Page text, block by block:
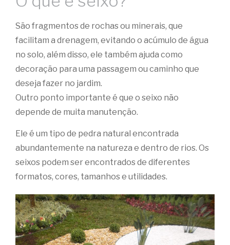
São fragmentos de rochas ou minerais, que
facilitam a drenagem, evitando o acúmulo de água
no solo, além disso, ele também ajuda como
decoração para uma passagem ou caminho que
deseja fazer no jardim.
Outro ponto importante é que o seixo não
depende de muita manutenção.
Ele é um tipo de pedra natural encontrada
abundantemente na natureza e dentro de rios. Os
seixos podem ser encontrados de diferentes
formatos, cores, tamanhos e utilidades.